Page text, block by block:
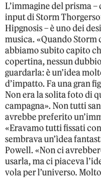
L’immagine del prisma
input di Storm
Hipgnosis – è uno dei
musica. «Quando Storm
abbiamo subito capito
copertina, nessun
guardarla: è un’idea
d’impatto. Fa una gran
Non era la solita foto di
campagna». Non tutti
avrebbe preferito
«Eravamo tutti fissati
sembrava un’ìdea
Powell. «Non ci
usarla, ma ci piaceva
vola per l’universo.